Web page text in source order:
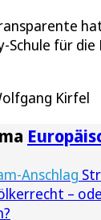
Schule für
Kirfel
Anschlag
–